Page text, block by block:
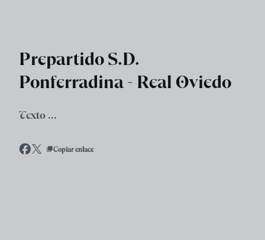
Prepartido S.D.
Ponferradina - Real Oviedo
Texto ...
Copiar enlace